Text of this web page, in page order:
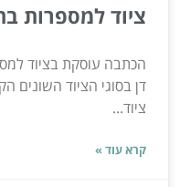
ציוד למספרות
הכתבה עוסקת בציוד
דן בסוגי הציוד השונים
ציוד...
קרא עוד »